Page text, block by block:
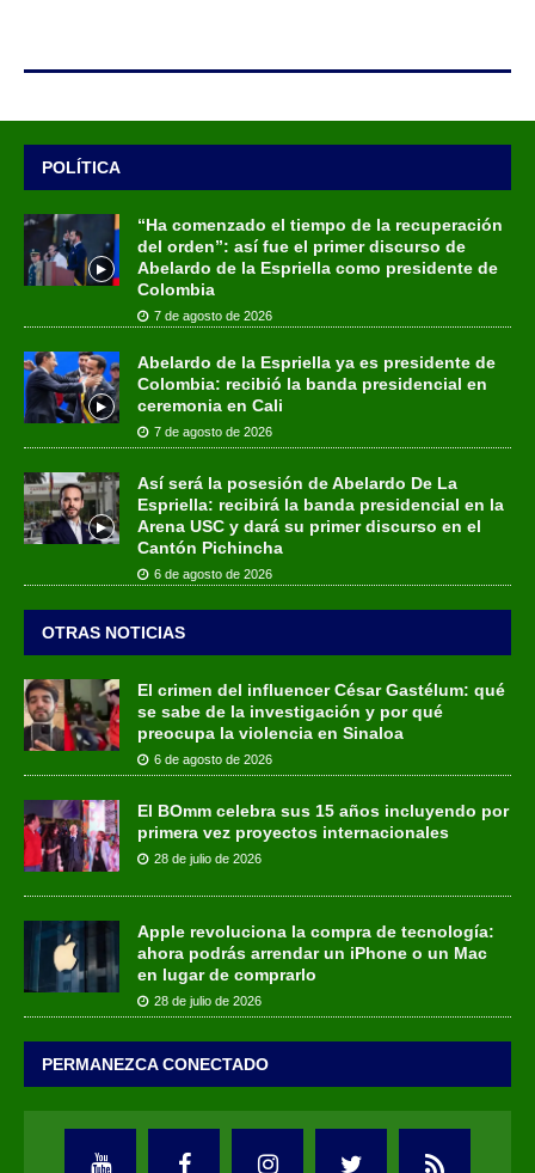
POLÍTICA
“Ha comenzado el tiempo de la recuperación
del orden”: así fue el primer discurso de
Abelardo de la Espriella como presidente de
Colombia
7 de agosto de 2026
Abelardo de la Espriella ya es presidente de
Colombia: recibió la banda presidencial en
ceremonia en Cali
7 de agosto de 2026
Así será la posesión de Abelardo De La
Espriella: recibirá la banda presidencial en la
Arena USC y dará su primer discurso en el
Cantón Pichincha
6 de agosto de 2026
OTRAS NOTICIAS
El crimen del influencer César Gastélum: qué
se sabe de la investigación y por qué
preocupa la violencia en Sinaloa
6 de agosto de 2026
El BOmm celebra sus 15 años incluyendo por
primera vez proyectos internacionales
28 de julio de 2026
Apple revoluciona la compra de tecnología:
ahora podrás arrendar un iPhone o un Mac
en lugar de comprarlo
28 de julio de 2026
PERMANEZCA CONECTADO